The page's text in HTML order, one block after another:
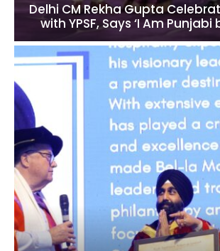
Delhi CM Rekha Gupta
with YPSF, Says ‘I Am Punjabi